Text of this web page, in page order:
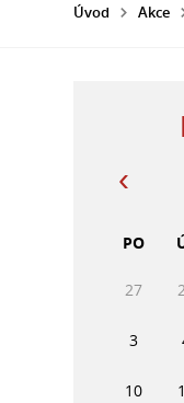
Úvod Akce
PO
27
3
10